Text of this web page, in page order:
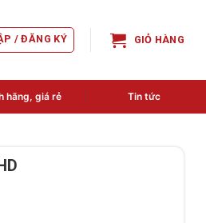
/ ĐĂNG KÝ GIỎ HÀNG
hãng, giá rẻ Tin tức